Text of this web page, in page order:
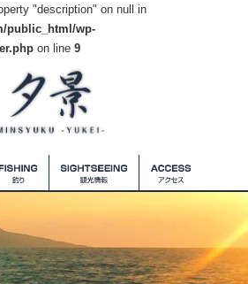
"description" on null in
public_html/wp-
on line 9